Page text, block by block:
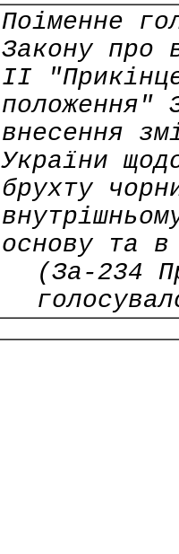
Поіменне
Закону про
ІI
положення"
внесення
України
брухту
основу та в
(За-234